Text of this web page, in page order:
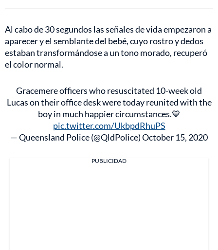
Al cabo de 30 segundos las señales de vida empezaron a
aparecer y el semblante del bebé, cuyo rostro y dedos
estaban transformándose a un tono morado, recuperó
el color normal.
Gracemere officers who resuscitated 10-week old
Lucas on their office desk were today reunited with the
boy in much happier circumstances.💙
pic.twitter.com/UkbpdRhuPS
— Queensland Police (@QldPolice)October 15, 2020
PUBLICIDAD